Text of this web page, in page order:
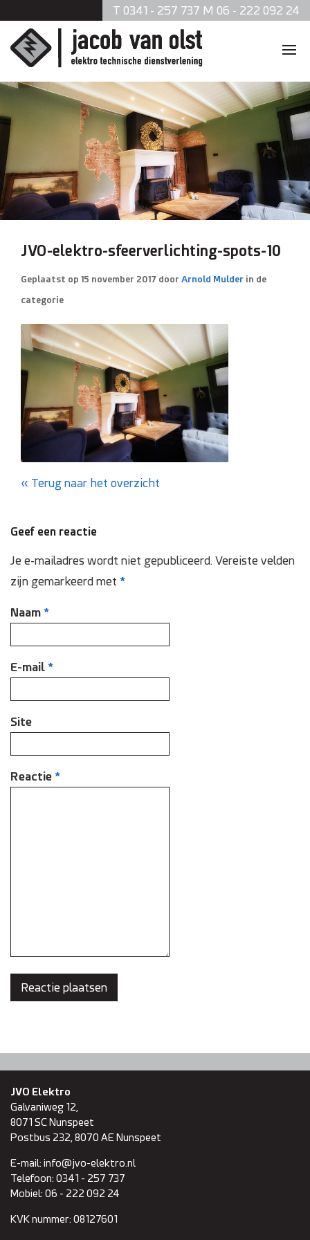
T 0341 - 257 737 M 06 - 222 092 24
Zonnepanelen
Data en telefonie
Beveiliging
Verlichting
Brandmeldsystemen
Domotica
Inspectie en onderhoud
Keuring NEN 3140
Zonnepanelen
Referenties
Contact
JVO-elektro-sfeerverlichting-spots-10
Geplaatst op 15 november 2017 doorArnold Mulder in de
categorie
Terug naar het overzicht
Geef een reactie
Je e-mailadres wordt niet gepubliceerd. Vereiste velden
zijn gemarkeerd met *
Naam *
E-mail *
Site
Reactie *
JVO Elektro
Galvaniweg 12,
8071 SCNunspeet
Postbus 232, 8070 AE Nunspeet
E-mail: info@jvo-elektro.nl
Telefoon: 0341 - 257 737
Mobiel: 06 - 222 092 24
KVK nummer: 08127601